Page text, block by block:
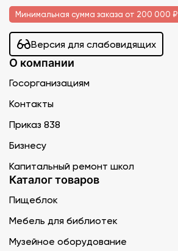
Минимальная сумма заказа от 200 000 ₽
Версия для слабовидящих
О компании
Госорганизациям
Контакты
Приказ 838
Бизнесу
Капитальный ремонт школ
Каталог товаров
Пищеблок
Мебель для библиотек
Музейное оборудование